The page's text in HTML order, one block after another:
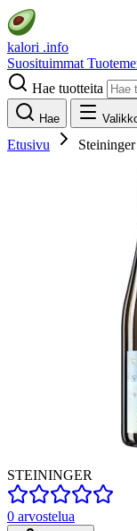
kalori .info
Suosituimmat
Hae tuotteita
Hae
Etusivu
STEININGER
0 arvostelua